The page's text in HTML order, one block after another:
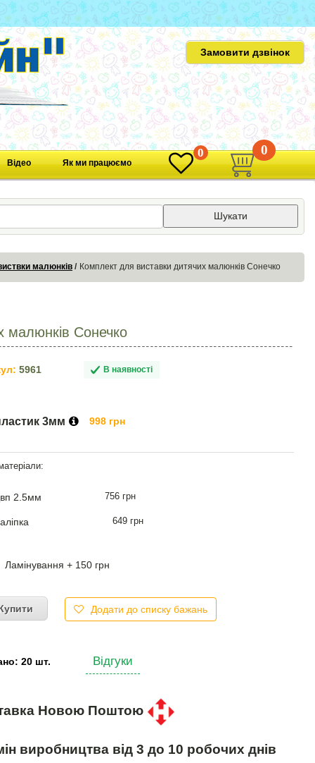
Замовити дзвінок
Відео Як ми працюємо
0 0
Шукати
малюнків Комплект для виставки дитячих малюнків Сонечко
малюнків Сонечко
5961 В наявності
3мм 998 грн
2.5мм 756 грн
649 грн
Ламінування + 150 грн
Додати до списку бажань
20 шт. Відгуки
Новою Поштою
виробництва від 3 до 10 робочих днів